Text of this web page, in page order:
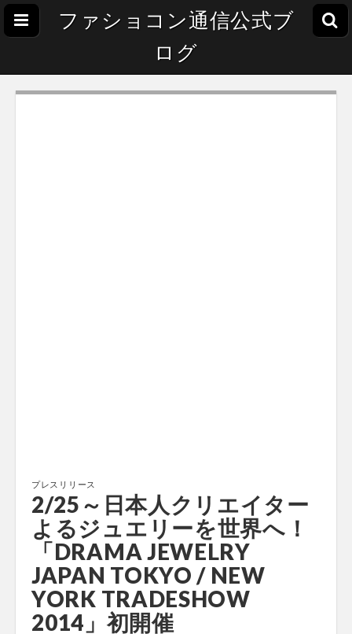
ファショコン通信公式ブ
ログ
プレスリリース
2/25～日本人クリエイター
よるジュエリーを世界へ！
「DRAMA JEWELRY
JAPAN TOKYO / NEW
YORK TRADESHOW
2014」初開催